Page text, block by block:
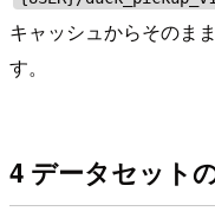
キャッシュからそのま
す。
4 データセット